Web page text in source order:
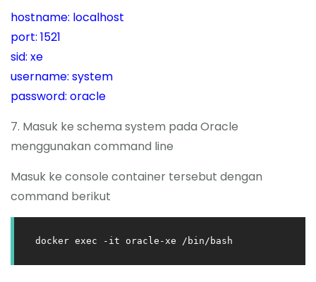
hostname: localhost
port: 1521
sid: xe
username: system
password: oracle
7. Masuk ke schema system pada Oracle
menggunakan command line
Masuk ke console container tersebut dengan
command berikut
docker exec -it oracle-xe /bin/bash